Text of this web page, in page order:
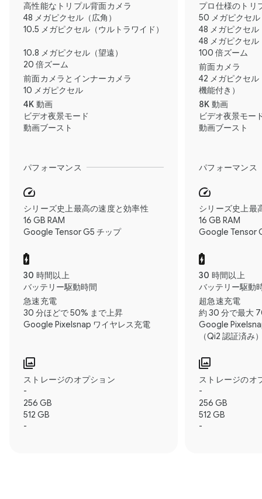
高性能なトリプル背面カメラ
48 メガピクセル（広角）
10.5 メガピクセル（ウルトラワイド）
10.8 メガピクセル（望遠）
20 倍ズーム
前面カメラとインナーカメラ
10 メガピクセル
4K 動画
ビデオ夜景モード
動画ブースト
プロ仕様のトリ
50 メガピクセ
48 メガピクセ
48 メガピクセル
100 倍ズーム
前面カメラ
42 メガピクセ
機能付き）
8K 動画
ビデオ夜景モー
動画ブースト
パフォーマンス パフォーマンス
シリーズ史上最高の速度と効率性
16 GB RAM
Google Tensor G5 チップ
シリーズ史上最
16 GB RAM
Google Tensor
30 時間以上
バッテリー駆動時間
急速充電
30 分ほどで 50% まで上昇
Google Pixelsnap ワイヤレス充電
30 時間以上
バッテリー駆動
超急速充電
約 30 分で最大
Google
（Qi2 認証済み
ストレージのオプション
-
256 GB
512 GB
-
ストレージのオ
-
256 GB
512 GB
-